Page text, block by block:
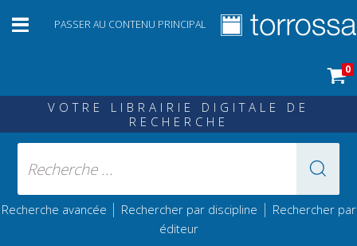
PASSER AU CONTENU PRINCIPAL
0
VOTRE LIBRAIRIE DIGITALE DE
RECHERCHE
Recherche avancée | Rechercher par discipline | Rechercher par
éditeur